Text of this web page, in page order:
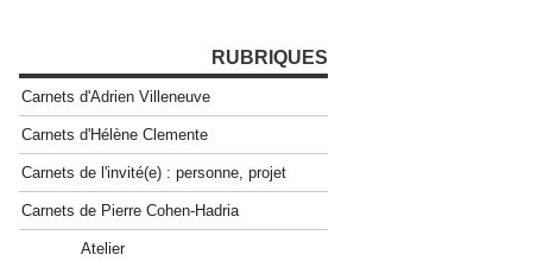
RUBRIQUES
Carnets d'Adrien Villeneuve
Carnets d'Hélène Clemente
Carnets de l'invité(e) : personne, projet
Carnets de Pierre Cohen-Hadria
Atelier